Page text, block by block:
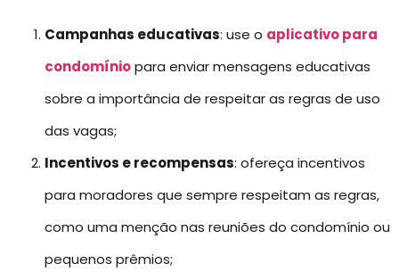
Campanhas educativas: use o aplicativo para
condomíniopara enviar mensagens educativas
sobre a importância de respeitar as regras de uso
das vagas;
Incentivos e recompensas: ofereça incentivos
para moradores que sempre respeitam as regras,
como uma menção nas reuniões do condomínio ou
pequenos prêmios;